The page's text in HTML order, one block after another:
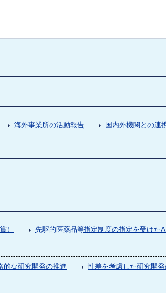
海外事業所の活動報告 国内外機関との連
） 先駆的医薬品等指定制度の指定を受けた
的な研究開発の推進 性差を考慮した研究開発